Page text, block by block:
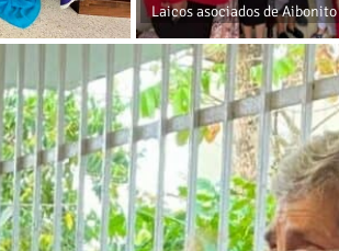
Laicos asociados de Aibonito